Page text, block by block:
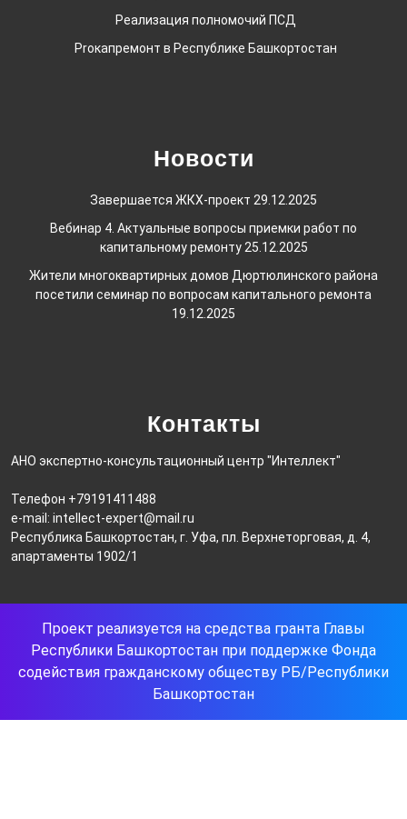
Реализация полномочий ПСД
Proкапремонт в Республике Башкортостан
Новости
Завершается ЖКХ-проект 29.12.2025
Вебинар 4. Актуальные вопросы приемки работ по
капитальному ремонту 25.12.2025
Жители многоквартирных домов Дюртюлинского района
посетили семинар по вопросам капитального ремонта
19.12.2025
Контакты
АНО экспертно-консультационный центр "Интеллект"
Телефон +79191411488
e-mail: intellect-expert@mail.ru
Республика Башкортостан, г. Уфа, пл. Верхнеторговая, д. 4,
апартаменты 1902/1
Проект реализуется на средства гранта Главы
Республики Башкортостан при поддержке Фонда
содействия гражданскому обществу РБ/Республики
Башкортостан